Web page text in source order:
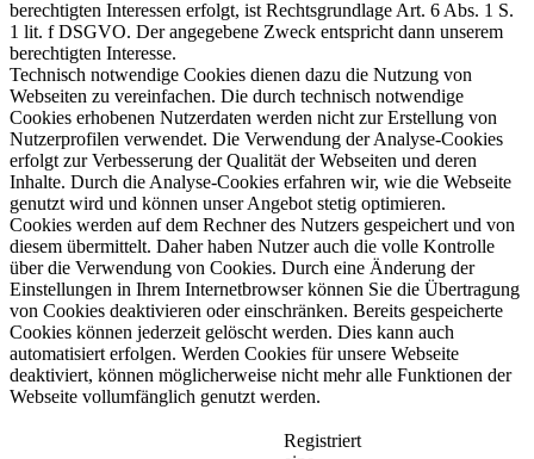
berechtigten Interessen erfolgt, ist Rechtsgrundlage Art. 6 Abs. 1 S.
1 lit. f DSGVO. Der angegebene Zweck entspricht dann unserem
berechtigten Interesse.
Technisch notwendige Cookies dienen dazu die Nutzung von
Webseiten zu vereinfachen. Die durch technisch notwendige
Cookies erhobenen Nutzerdaten werden nicht zur Erstellung von
Nutzerprofilen verwendet. Die Verwendung der Analyse-Cookies
erfolgt zur Verbesserung der Qualität der Webseiten und deren
Inhalte. Durch die Analyse-Cookies erfahren wir, wie die Webseite
genutzt wird und können unser Angebot stetig optimieren.
Cookies werden auf dem Rechner des Nutzers gespeichert und von
diesem übermittelt. Daher haben Nutzer auch die volle Kontrolle
über die Verwendung von Cookies. Durch eine Änderung der
Einstellungen in Ihrem Internetbrowser können Sie die Übertragung
von Cookies deaktivieren oder einschränken. Bereits gespeicherte
Cookies können jederzeit gelöscht werden. Dies kann auch
automatisiert erfolgen. Werden Cookies für unsere Webseite
deaktiviert, können möglicherweise nicht mehr alle Funktionen der
Webseite vollumfänglich genutzt werden.
Registriert